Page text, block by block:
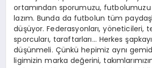
ortamından sporumuzu, futbolumuzu
lazım. Bunda da futbolun tüm
düşüyor. Federasyonları, yöneticileri,
sporcuları, taraftarları… Herkes
düşünmeli. Çünkü hepimiz aynı
ligimizin marka değerini,